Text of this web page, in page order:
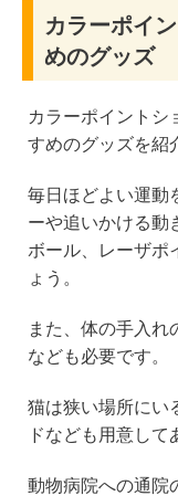
カラーポイ
めのグッズ
カラーポイントシ
すめのグッズを紹
毎日ほどよい運動
ーや追いかける動
ボール、レーザポ
ょう。
また、体の手入れ
なども必要です。
猫は狭い場所にい
ドなども用意して
動物病院への通院